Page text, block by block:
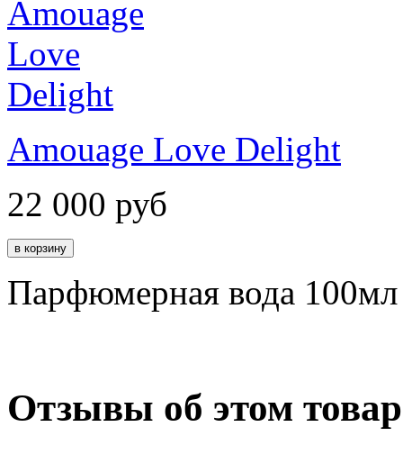
Amouage Love Delight
22 000 руб
Парфюмерная вода 100мл
Отзывы об этом